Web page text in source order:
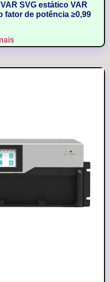
SVG estático VAR
fator de potência ≥0,99